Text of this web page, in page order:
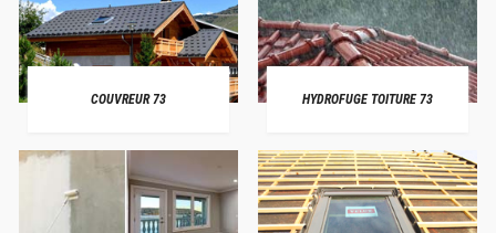
COUVREUR 73 HYDROFUGE TOITURE 73